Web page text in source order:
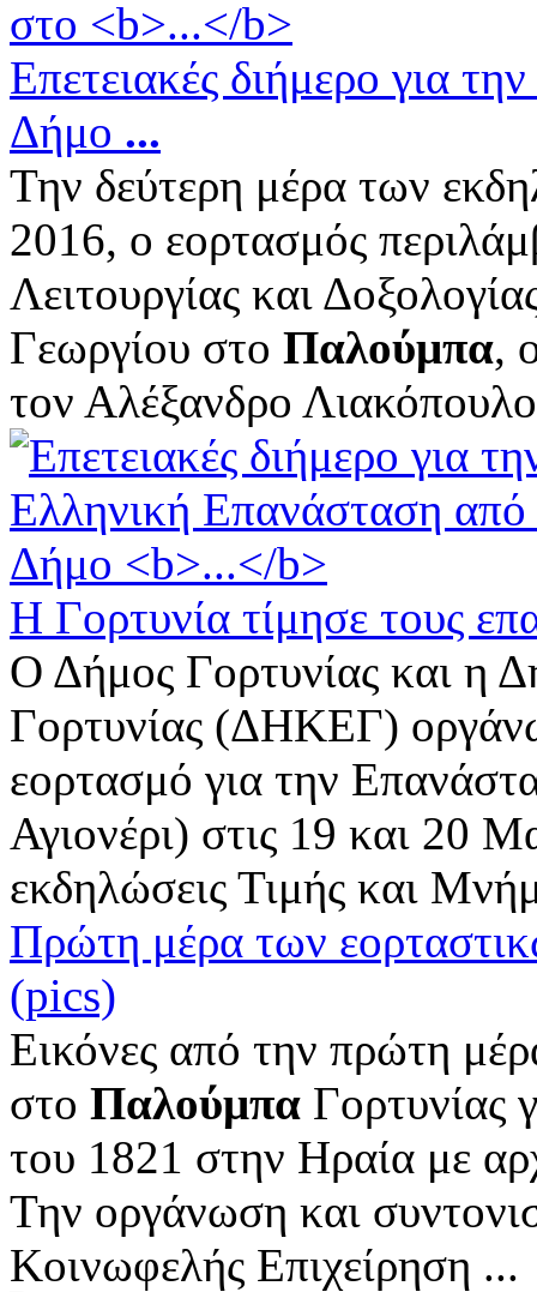
Επετειακές διήμερο για
Δήμο ...
Την δεύτερη μέρα των
2016, ο εορτασμός
Λειτουργίας και
Γεωργίου στο Παλούμπα,
τον Αλέξανδρο
Η Γορτυνία τίμησε τους
Ο Δήμος Γορτυνίας και η
Γορτυνίας (ΔΗΚΕΓ)
εορτασμό για την
Αγιονέρι) στις 19 και 20
εκδηλώσεις Τιμής και
Πρώτη μέρα των
(pics)
Εικόνες από την πρώτη
στο Παλούμπα Γορτυνίας
του 1821 στην Ηραία με
Την οργάνωση και
Κοινωφελής Επιχείρηση ...